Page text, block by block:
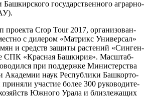
госу­дар­ствен­но­го аграр­но­
про­ек­та Crop Tour 2017, орга­ни­зо­ван­
с диле­ром «Мат­рикс Уни­вер­сал»
и средств защи­ты рас­те­ний «Син­ген­
СПК «Крас­ная Баш­ки­рия». Мас­штаб­
при под­держ­ке Мини­стер­ства
и Ака­де­мии наук Рес­пуб­ли­ки Баш­кор­то­
уча­стие более 300 руко­во­ди­те­
Южно­го Ура­ла и близ­ле­жа­щих